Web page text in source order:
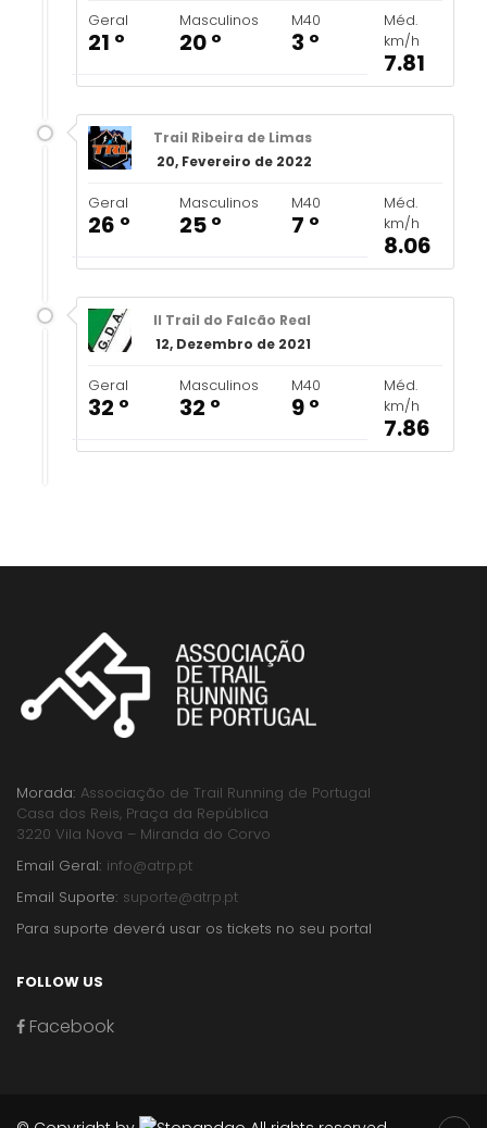
Geral
21 º
Masculinos
20 º
M40
3 º
Méd.
km/h
7.81
Trail Ribeira de Limas
20, Fevereiro de 2022
Geral
26 º
Masculinos
25 º
M40
7 º
Méd.
km/h
8.06
II Trail do Falcão Real
12, Dezembro de 2021
Geral
32 º
Masculinos
32 º
M40
9 º
Méd.
km/h
7.86
Morada: Associação de Trail Running de Portugal
Casa dos Reis, Praça da República
3220 Vila Nova – Miranda do Corvo
Email Geral: info@atrp.pt
Email Suporte: suporte@atrp.pt
Para suporte deverá usar os tickets no seu portal
FOLLOW US
Facebook